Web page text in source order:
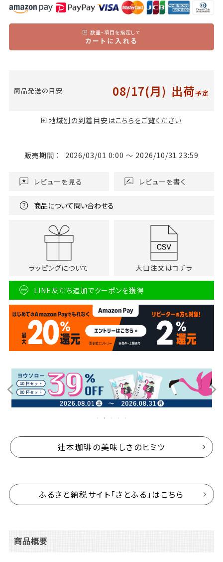
数量・項目を指定して
カートに入れる
商品発送の目安 08/17(月) 出荷予定
地域別の到着目安はこちらをご覧ください
販売期間 2026/03/01 0:00 〜 2026/10/31 23:59
レビューを見る レビューを書く
商品について問い合わせる
ラッピングについて 大口注文はコチラ
LINE友だち追加でクーポンを獲得
辻本珈琲の美味しさのヒミツ
ふるさと納税サイト「さとふる」はこちら
商品概要